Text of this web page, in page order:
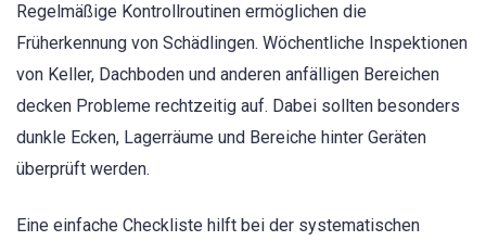
Regelmäßige Kontrollroutinen ermöglichen die
Früherkennung von Schädlingen. Wöchentliche Inspektionen
von Keller, Dachboden und anderen anfälligen Bereichen
decken Probleme rechtzeitig auf. Dabei sollten besonders
dunkle Ecken, Lagerräume und Bereiche hinter Geräten
überprüft werden.
Eine einfache Checkliste hilft bei der systematischen